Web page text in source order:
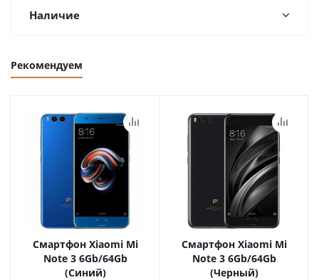
Наличие
Рекомендуем
Смартфон Xiaomi Mi
Note 3 6Gb/64Gb
(Синий)
Смартфон Xiaomi Mi
Note 3 6Gb/64Gb
(Черный)